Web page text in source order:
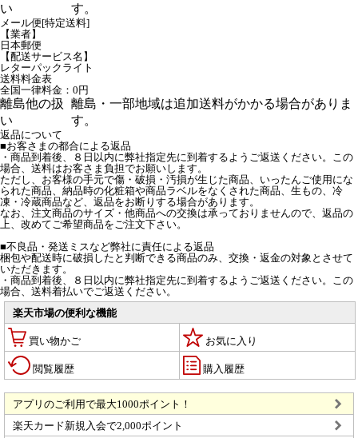
い
す。
メール便[特定送料]
【業者】
日本郵便
【配送サービス名】
レターパックライト
送料料金表
全国一律料金：0円
離島他の扱
い
離島・一部地域は追加送料がかかる場合がありま
す。
返品について
■お客さまの都合による返品
・商品到着後、８日以内に弊社指定先に到着するようご返送ください。この
場合、送料はお客さま負担でお願いします。
ただし、お客様の手元で傷・破損・汚損が生じた商品、いったんご使用にな
られた商品、納品時の化粧箱や商品ラベルをなくされた商品、生もの、冷
凍・冷蔵商品など、返品をお断りする場合があります。
なお、注文商品のサイズ・他商品への交換は承っておりませんので、返品の
上、改めてご希望商品をご注文下さい。
■不良品・発送ミスなど弊社に責任による返品
梱包や配送時に破損したと判断できる商品のみ、交換・返金の対象とさせて
いただきます。
・商品到着後、８日以内に弊社指定先に到着するようご返送ください。この
場合、送料着払いでご返送ください。
楽天市場の便利な機能
買い物かご お気に入り
閲覧履歴 購入履歴
アプリのご利用で最大1000ポイント！
楽天カード新規入会で2,000ポイント